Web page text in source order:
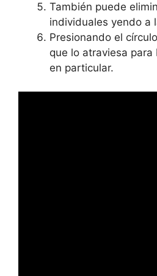
También puede
individuales yendo a
Presionando el
que lo atraviesa
en particular.